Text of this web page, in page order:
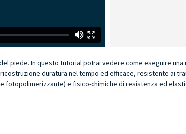
piede. In questo tutorial potrai vedere come eseguire una
duratura nel tempo ed efficace, resistente ai
fotopolimerizzante) e fisico-chimiche di resistenza ed